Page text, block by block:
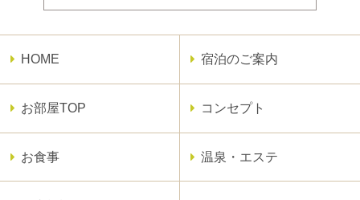
HOME 宿泊のご案内
お部屋TOP コンセプト
お食事 温泉・エステ